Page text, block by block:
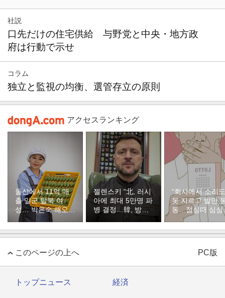
社説
口先だけの住宅供給 与野党と中央・地方政
府は行動で示せ
コラム
独立と監視の均衡、選管存立の原則
アクセスランキング
돌산에서 11억 매
출 일군 탈북 여
성… 박은숙 해오름
푸드 대표의 인생
온 이웃]
젤렌스키 “北, 러시
아에 최대 5만명 파
병 결정…韓, 방공
지원해달라”
“회사에서 소리도
못 지르고 발만
동…점심때 심심
서 산 복권이 1등
このページの上へ PC版
トップニュース 経済